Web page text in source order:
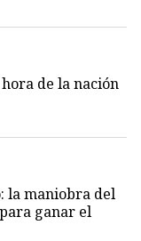
de la nación
la maniobra del
ganar el